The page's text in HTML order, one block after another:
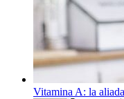
Vitamina A: la